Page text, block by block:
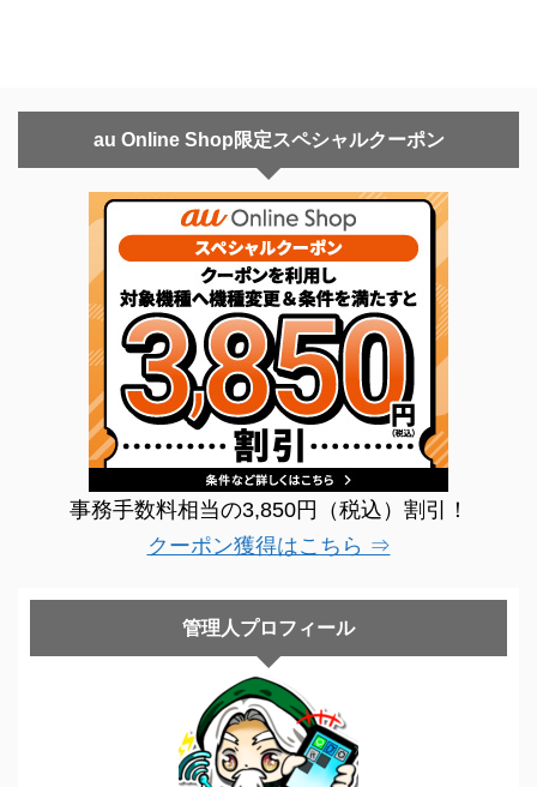
au Online Shop限定スペシャルクーポン
事務手数料相当の3,850円（税込）割引！
クーポン獲得はこちら ⇒
管理人プロフィール